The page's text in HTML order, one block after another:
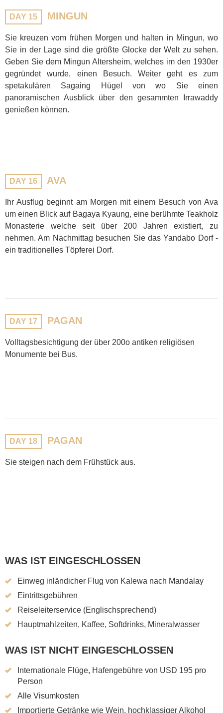
DAY 15 MINGUN
Sie kreuzen vom frühen Morgen und halten in Mingun, wo
Sie in der Lage sind die größte Glocke der Welt zu sehen.
Geben Sie dem Mingun Altersheim, welches im den 1930er
gegründet wurde, einen Besuch. Weiter geht es zum
spetakulären Sagaing Hügel von wo Sie einen
panoramischen Ausblick über den gesammten Irrawaddy
genießen können.
DAY 16 AVA
Ihr Ausflug beginnt am Morgen mit einem Besuch von Ava
um einen Blick auf Bagaya Kyaung, eine berühmte Teakholz
Monasterie welche seit über 200 Jahren existiert, zu
nehmen. Am Nachmittag besuchen Sie das Yandabo Dorf -
ein traditionelles Töpferei Dorf.
DAY 17 PAGAN
Volltagsbesichtigung der über 200o antiken religiösen
Monumente bei Bus.
DAY 18 PAGAN
Sie steigen nach dem Frühstück aus.
WAS IST EINGESCHLOSSEN
Einweg inländicher Flug von Kalewa nach Mandalay
Eintrittsgebühren
Reiseleiterservice (Englischsprechend)
Hauptmahlzeiten, Kaffee, Softdrinks, Mineralwasser
WAS IST NICHT EINGESCHLOSSEN
Internationale Flüge, Hafengebühre von USD 195 pro
Person
Alle Visumkosten
Importierte Getränke wie Wein, hochklassiger Alkohol